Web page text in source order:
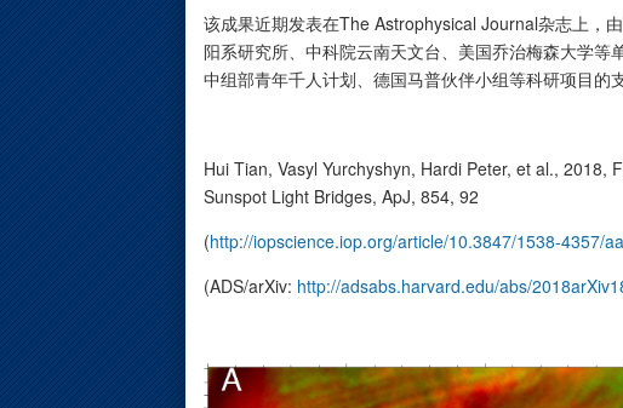
该成果近期发表在The Astrophysical Journal杂志上，
阳系研究所、中科院云南天文台、美国乔治梅森大学等
中组部青年千人计划、德国马普伙伴小组等科研项目的支
Hui Tian, Vasyl Yurchyshyn, Hardi Peter, et al., 2018,
Sunspot Light Bridges, ApJ, 854, 92
(http://iopscience.iop.org/article/10.3847/1538-4357/
(ADS/arXiv: http://adsabs.harvard.edu/abs/